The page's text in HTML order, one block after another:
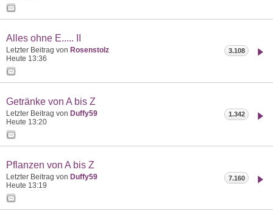
Alles ohne E..... II
Letzter Beitrag von Rosenstolz
Heute 13:36
3.108
Getränke von A bis Z
Letzter Beitrag von Duffy59
Heute 13:20
1.342
Pflanzen von A bis Z
Letzter Beitrag von Duffy59
Heute 13:19
7.160